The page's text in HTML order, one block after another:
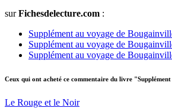
surFichesdelecture.com :
Supplément au voyage de
Supplément au voyage de
Supplément au voyage de
Ceux qui ont acheté ce commentaire du livre
Le Rouge et le Noir